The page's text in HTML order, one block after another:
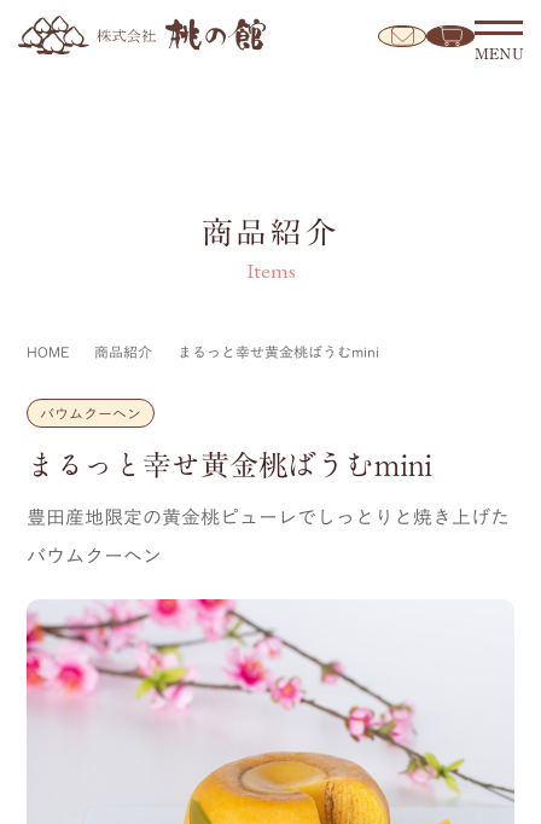
MENU
商品紹介
Items
HOME 商品紹介 まるっと幸せ黄金桃ばうむmini
バウムクーヘン
まるっと幸せ黄金桃ばうむmini
豊田産地限定の黄金桃ピューレでしっとりと焼き上げた
バウムクーヘン